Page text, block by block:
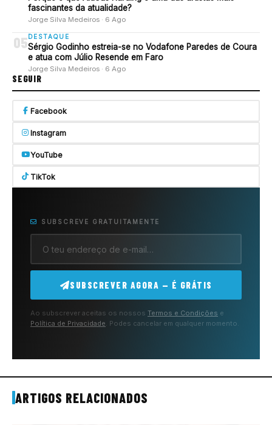
fascinantes da atualidade?
Jorge Silva Medeiros · 6 Ago
05 DESTAQUE
Sérgio Godinho estreia-se no Vodafone Paredes de Coura
e atua com Júlio Resende em Faro
Jorge Silva Medeiros · 6 Ago
SEGUIR
Facebook
Instagram
YouTube
TikTok
SUBSCREVE GRATUITAMENTE
SUBSCREVER AGORA — É GRÁTIS
Ao subscrever aceitas os nossos Termos e Condições e
Política de Privacidade. Podes cancelar em qualquer momento.
ARTIGOS RELACIONADOS